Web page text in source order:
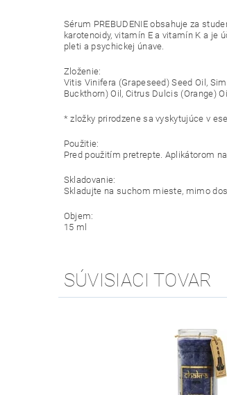
Sérum PREBUDENIE obsahuje za
karotenoidy, vitamín E a vitamín K a je
pleti a psychickej únave.
Zloženie:
Vitis Vinifera (Grapeseed) Seed Oil,
Buckthorn) Oil, Citrus Dulcis (Orange)
* zložky prirodzene sa vyskytujúce v
Použitie:
Pred použitím pretrepte. Aplikátorom
Skladovanie:
Skladujte na suchom mieste, mimo
Objem:
15 ml
SÚVISIACI TOVAR